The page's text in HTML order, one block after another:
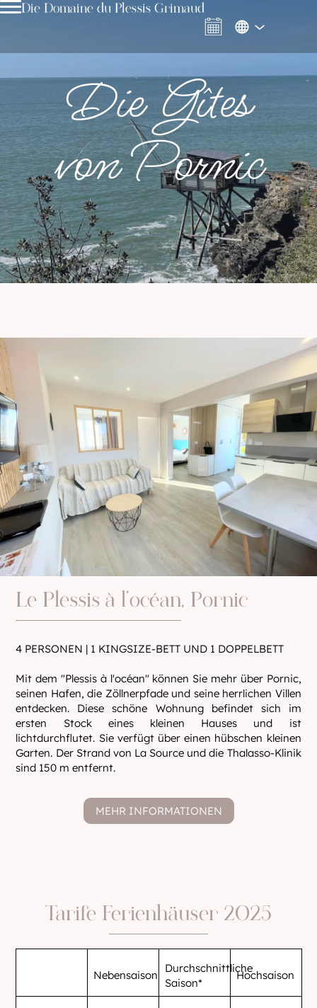
Die Domaine du Plessis Grimaud
Die Gîtes
von Pornic
Le Plessis à l’océan, Pornic
4 PERSONEN | 1 KINGSIZE-BETT UND 1 DOPPELBETT
Mit dem "Plessis à l'océan" können Sie mehr über Pornic,
seinen Hafen, die Zöllnerpfade und seine herrlichen Villen
entdecken. Diese schöne Wohnung befindet sich im
ersten Stock eines kleinen Hauses und ist
lichtdurchflutet. Sie verfügt über einen hübschen kleinen
Garten. Der Strand von La Source und die Thalasso-Klinik
sind 150 m entfernt.
MEHR INFORMATIONEN
Tarife Ferienhäuser 2025
Nebensaison
Durchschnittliche
Saison*
Hochsaison